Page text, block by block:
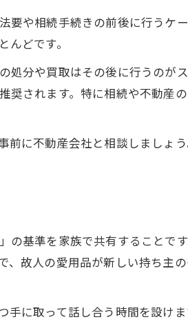
や相続手続きの前後に行うケ
どです。
分や買取はその後に行うのが
されます。特に相続や不動産
に不動産会社と相談しましょ
基準を家族で共有することで
故人の愛用品が新しい持ち主
に取って話し合う時間を設け